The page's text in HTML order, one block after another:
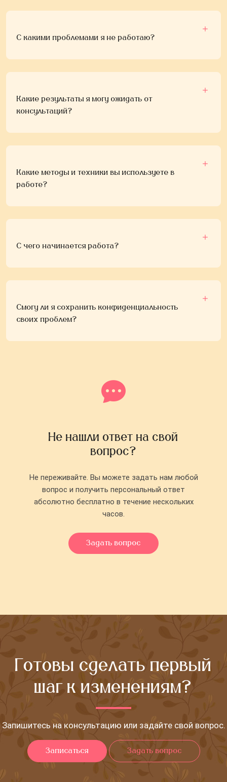
С какими проблемами я не работаю?
Какие результаты я могу ожидать от
консультаций?
Какие методы и техники вы используете в
работе?
С чего начинается работа?
Смогу ли я сохранить конфиденциальность
своих проблем?
Не нашли ответ на свой
вопрос?
Не переживайте. Вы можете задать нам любой
вопрос и получить персональный ответ
абсолютно бесплатно в течение нескольких
часов.
Задать вопрос
Готовы сделать первый
шаг к изменениям?
Запишитесь на консультацию или задайте свой вопрос.
Записаться Задать вопрос